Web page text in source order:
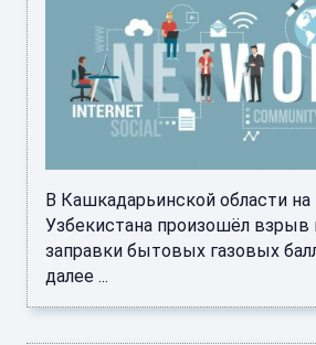
В Кашкадарьинской области
Узбекистана произошёл взрыв
заправки бытовых газовых
далее ...